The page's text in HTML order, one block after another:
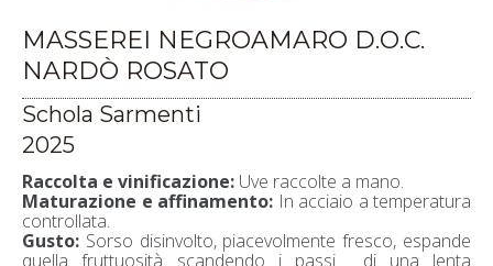
MASSEREI NEGROAMARO D.O.C.
NARDÒ ROSATO
Schola Sarmenti
2025
Raccolta e vinificazione: Uve raccolte a mano.
Maturazione e affinamento: In acciaio a temperatura
controllata.
Gusto: Sorso disinvolto, piacevolmente fresco, espande
quella fruttuosità scandendo i passi di una lenta